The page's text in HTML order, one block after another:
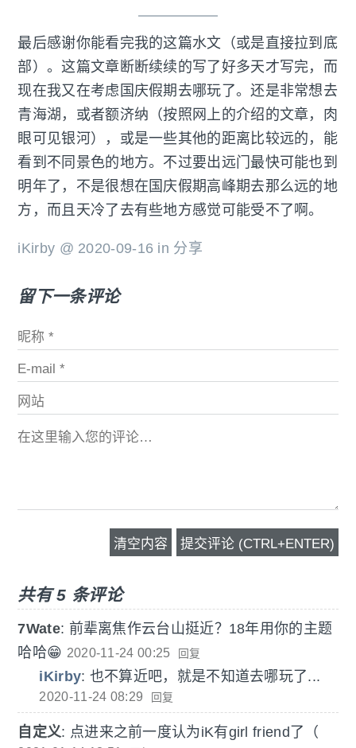
最后感谢你能看完我的这篇水文（或是直接拉到底
部）。这篇文章断断续续的写了好多天才写完，而
现在我又在考虑国庆假期去哪玩了。还是非常想去
青海湖，或者额济纳（按照网上的介绍的文章，肉
眼可见银河），或是一些其他的距离比较远的，能
看到不同景色的地方。不过要出远门最快可能也到
明年了，不是很想在国庆假期高峰期去那么远的地
方，而且天冷了去有些地方感觉可能受不了啊。
iKirby @ 2020-09-16 in 分享
留下一条评论
共有 5 条评论
7Wate: 前辈离焦作云台山挺近？18年用你的主题
哈哈😁 2020-11-24 00:25 回复
iKirby: 也不算近吧，就是不知道去哪玩了...
2020-11-24 08:29 回复
自定义: 点进来之前一度认为iK有girl friend了（